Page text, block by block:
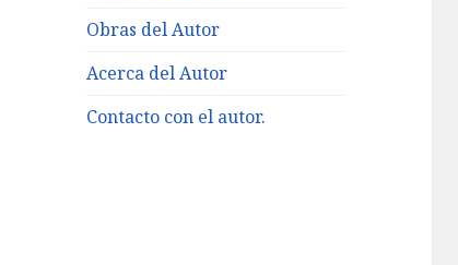
Obras del Autor
Acerca del Autor
Contacto con el autor.